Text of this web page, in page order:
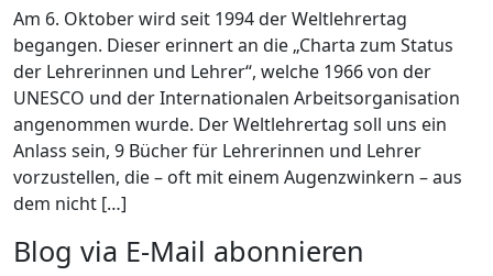
Am 6. Oktober wird seit 1994 der Weltlehrertag
begangen. Dieser erinnert an die „Charta zum Status
der Lehrerinnen und Lehrer“, welche 1966 von der
UNESCO und der Internationalen Arbeitsorganisation
angenommen wurde. Der Weltlehrertag soll uns ein
Anlass sein, 9 Bücher für Lehrerinnen und Lehrer
vorzustellen, die – oft mit einem Augenzwinkern – aus
dem nicht […]
Blog via E-Mail abonnieren